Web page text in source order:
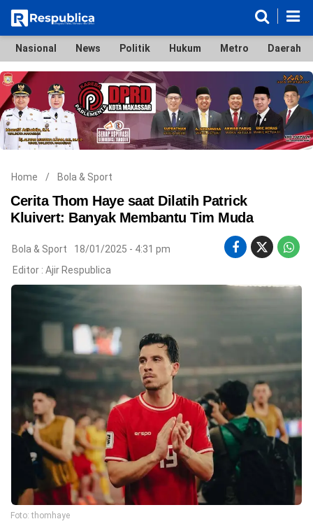
Nasional
News
Politik
Hukum
Metro
Daerah
Ekonomi & Bisnis
Lifestyle
Otomotif
Bola & Sport
Edukasi
Tokoh
Hiburan
©
Copyright
2026
Respublica
.
Nasional News Politik Hukum Metro Daerah
Home / Bola & Sport
Cerita Thom Haye saat Dilatih Patrick
Kluivert: Banyak Membantu Tim Muda
Bola & Sport
18/01/2025 - 4:31 pm
Editor : Ajir Respublica
Foto: thomhaye